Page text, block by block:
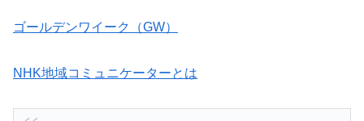
ゴールデンワイーク（GW）
NHK地域コミュニケーターとは